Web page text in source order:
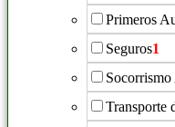
Primeros
Seguros1
Transporte